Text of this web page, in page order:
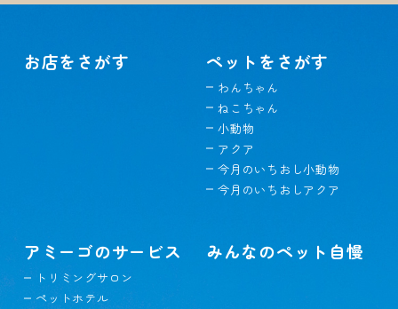
お店をさがす ペットをさがす
わんちゃん
ねこちゃん
小動物
アクア
今月のいちおし小動物
今月のいちおしアクア
アミーゴのサービス
トリミングサロン
ペットホテル
みんなのペット自慢